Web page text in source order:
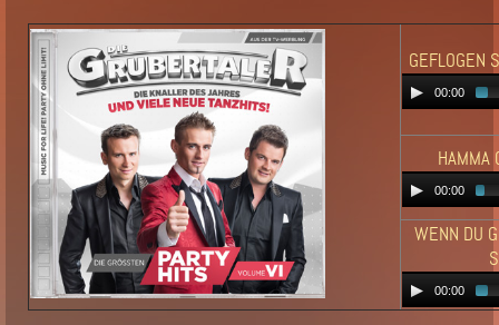
GEFLOGEN
00:00
HAMMA
00:00
WENN DU
00:00